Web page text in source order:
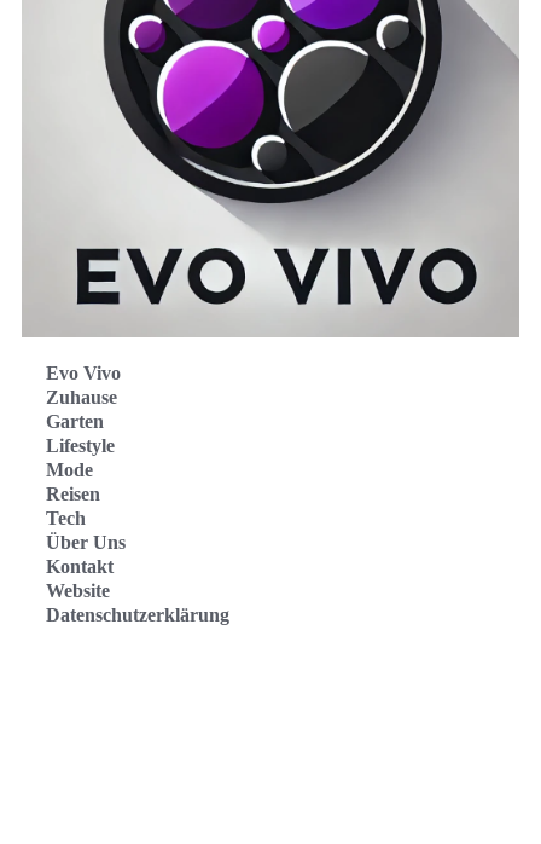
Evo Vivo
Zuhause
Garten
Lifestyle
Mode
Reisen
Tech
Über Uns
Kontakt
Website
Datenschutzerklärung